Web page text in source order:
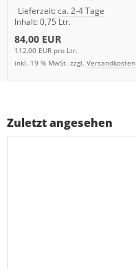
Lieferzeit:ca. 2-4 Tage
Inhalt: 0,75 Ltr.
84,00 EUR
112,00 EUR pro Ltr.
inkl. 19 % MwSt. zzgl. Versandkosten
Zuletzt angesehen